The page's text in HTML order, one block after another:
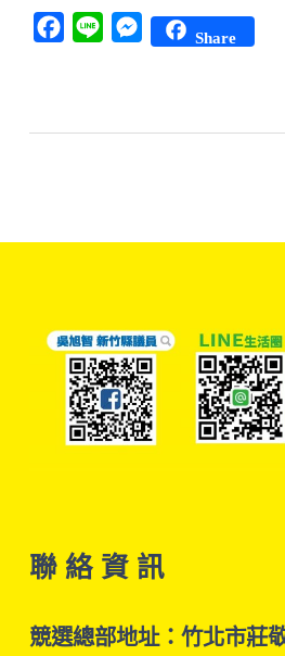
Facebook
Line Messenger
Share
聯 絡 資 訊
競選總部地址：竹北市莊